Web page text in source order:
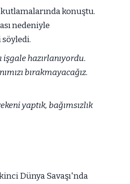
kutlamalarında konuştu.
nedeniyle
işgale hazırlanıyordu.
bırakmayacağız.
yaptık, bağımsızlık
Dünya Savaşı'nda